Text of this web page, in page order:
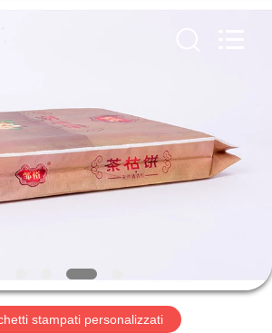
stampati personalizzati